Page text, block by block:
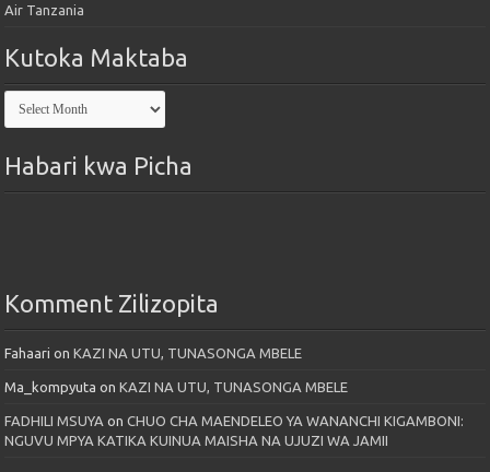
Air Tanzania
Kutoka Maktaba
Kutoka
Maktaba
Habari kwa Picha
Komment Zilizopita
Fahaari onKAZI NA UTU, TUNASONGA MBELE
Ma_kompyuta onKAZI NA UTU, TUNASONGA MBELE
FADHILI MSUYA onCHUO CHA MAENDELEO YA WANANCHI KIGAMBONI:
NGUVU MPYA KATIKA KUINUA MAISHA NA UJUZI WA JAMII